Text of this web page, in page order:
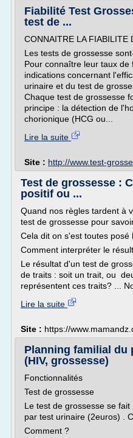
Fiabilité Test
test de ...
CONNAITRE LA FIABILITE
Les tests de grossesse
Pour connaître leur taux de
indications concernant
urinaire et du test de
Chaque test de grossesse
principe : la détection de
chorionique (HCG ou...
Lire la suite
Site : http://www.test-
Test de grossesse :
positif ou ...
Quand nos règles tardent à
test de grossesse pour
Cela dit on s'est toutes posé
Comment interpréter le
Le résultat d'un test de
de traits : soit un trait, ou
représentent ces traits? ...
Lire la suite
Site : https://
Planning familial du
(HIV, grossesse)
Fonctionnalités
Test de grossesse
Le test de grossesse se
par test urinaire (2euros) .
Comment ?